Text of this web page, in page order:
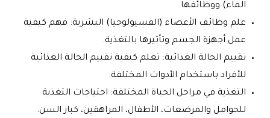
الماء) ووظائفها.
علم وظائف الأعضاء (الفسيولوجيا) البشرية: فهم كيفية
عمل أجهزة الجسم وتأثيرها بالتغذية.
تقييم الحالة الغذائية: تعلم كيفية تقييم الحالة الغذائية
للأفراد باستخدام الأدوات المختلفة.
التغذية في مراحل الحياة المختلفة: احتياجات التغذية
للحوامل والمرضعات، الأطفال، المراهقين، كبار السن.